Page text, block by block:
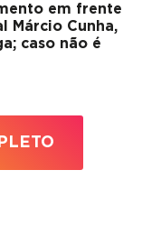
em frente
Márcio Cunha,
caso não é